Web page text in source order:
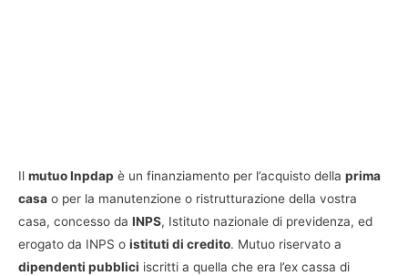
Il mutuo Inpdap è un finanziamento per l’acquisto della prima
casa o per la manutenzione o ristrutturazione della vostra
casa, concesso da INPS, Istituto nazionale di previdenza, ed
erogato da INPS o istituti di credito. Mutuo riservato a
dipendenti pubblici iscritti a quella che era l’ex cassa di